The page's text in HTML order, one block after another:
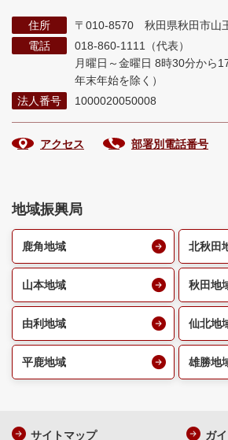
住所
〒010-8570 秋田県秋田市山
電話
018-860-1111（代表）
月曜日～金曜日 8時30分から
年末年始を除く）
法人番号
1000020050008
アクセス 部署別電話番号
地域振興局
鹿角地域 北秋田
山本地域 秋田地
由利地域 仙北地
平鹿地域 雄勝地
サイトマップ ガ